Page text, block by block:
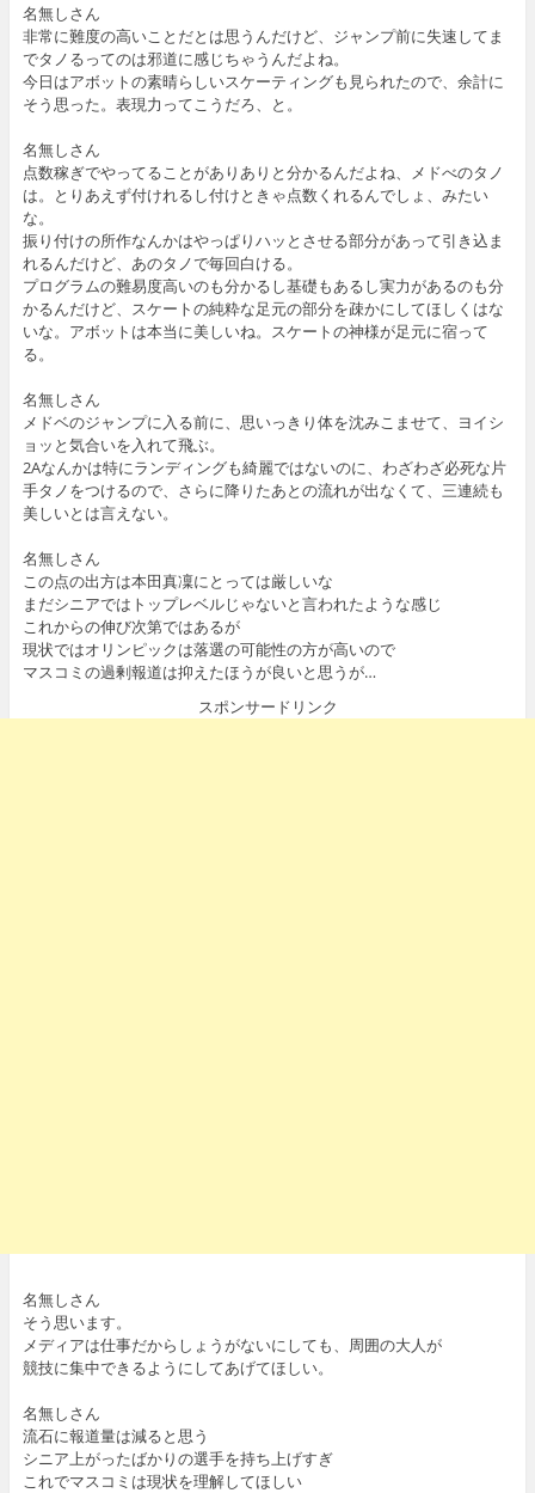
名無しさん
非常に難度の高いことだとは思うんだけど、ジャンプ前に失速してま
でタノるってのは邪道に感じちゃうんだよね。
今日はアボットの素晴らしいスケーティングも見られたので、余計に
そう思った。表現力ってこうだろ、と。
名無しさん
点数稼ぎでやってることがありありと分かるんだよね、メドべのタノ
は。とりあえず付けれるし付けときゃ点数くれるんでしょ、みたい
な。
振り付けの所作なんかはやっぱりハッとさせる部分があって引き込ま
れるんだけど、あのタノで毎回白ける。
プログラムの難易度高いのも分かるし基礎もあるし実力があるのも分
かるんだけど、スケートの純粋な足元の部分を疎かにしてほしくはな
いな。アボットは本当に美しいね。スケートの神様が足元に宿って
る。
名無しさん
メドベのジャンプに入る前に、思いっきり体を沈みこませて、ヨイシ
ョッと気合いを入れて飛ぶ。
2Aなんかは特にランディングも綺麗ではないのに、わざわざ必死な片
手タノをつけるので、さらに降りたあとの流れが出なくて、三連続も
美しいとは言えない。
名無しさん
この点の出方は本田真凜にとっては厳しいな
まだシニアではトップレベルじゃないと言われたような感じ
これからの伸び次第ではあるが
現状ではオリンピックは落選の可能性の方が高いので
マスコミの過剰報道は抑えたほうが良いと思うが…
スポンサードリンク
名無しさん
そう思います。
メディアは仕事だからしょうがないにしても、周囲の大人が
競技に集中できるようにしてあげてほしい。
名無しさん
流石に報道量は減ると思う
シニア上がったばかりの選手を持ち上げすぎ
これでマスコミは現状を理解してほしい